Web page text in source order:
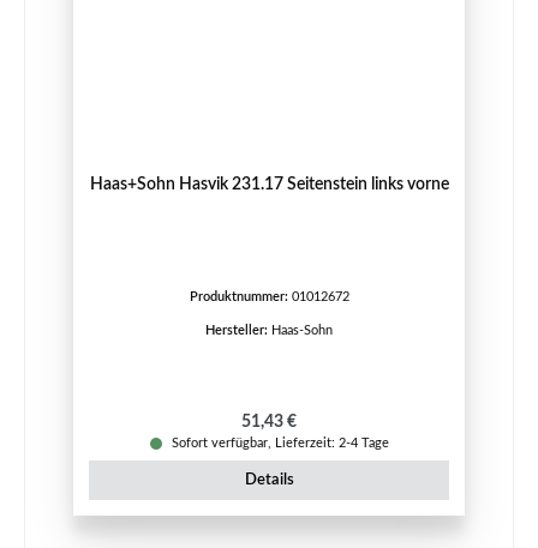
Haas+Sohn Hasvik 231.17 Seitenstein links vorne
Produktnummer: 01012672
Hersteller: Haas-Sohn
Regulärer Preis:
51,43 €
Sofort verfügbar, Lieferzeit: 2-4 Tage
Details